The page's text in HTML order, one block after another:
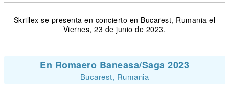
Skrillex se presenta en concierto en Bucarest, Rumania el
Viernes, 23 de junio de 2023.
En Romaero Baneasa/Saga 2023
Bucarest, Rumania